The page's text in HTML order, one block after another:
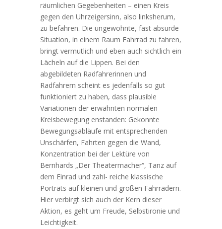
räumlichen Gegebenheiten – einen Kreis
gegen den Uhrzeigersinn, also linksherum,
zu befahren. Die ungewohnte, fast absurde
Situation, in einem Raum Fahrrad zu fahren,
bringt vermutlich und eben auch sichtlich ein
Lächeln auf die Lippen. Bei den
abgebildeten Radfahrerinnen und
Radfahrern scheint es jedenfalls so gut
funktioniert zu haben, dass plausible
Variationen der erwähnten normalen
Kreisbewegung enstanden: Gekonnte
Bewegungsabläufe mit entsprechenden
Unschärfen, Fahrten gegen die Wand,
Konzentration bei der Lektüre von
Bernhards „Der Theatermacher“, Tanz auf
dem Einrad und zahl- reiche klassische
Porträts auf kleinen und großen Fahrrädern.
Hier verbirgt sich auch der Kern dieser
Aktion, es geht um Freude, Selbstironie und
Leichtigkeit.